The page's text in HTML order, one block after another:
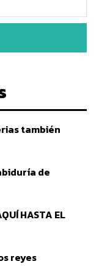
también
de
HASTA EL
reyes